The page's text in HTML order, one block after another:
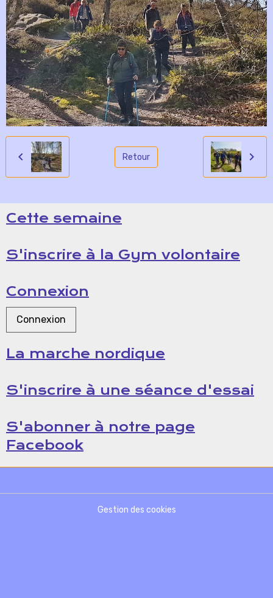
Retour
Cette semaine
S'inscrire à la Gym volontaire
Connexion
Connexion
La marche nordique
S'inscrire à une séance d'essai
S'abonner à notre page
Facebook
Gestion des cookies